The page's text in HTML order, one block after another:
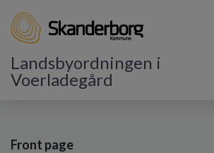
Landsbyordningen i
Voerladegård
Front page